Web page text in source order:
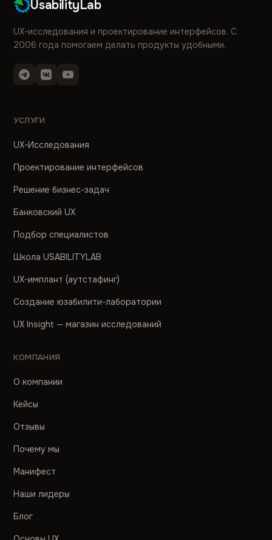
UsabilityLab
UX-исследования и проектирование интерфейсов. С
2006 года помогаем делать продукты удобными.
УСЛУГИ
UX-Исследования
Проектирование интерфейсов
Решение бизнес-задач
Банковский UX
Подбор специалистов
Школа USABILITYLAB
UX-имплант (аутстафинг)
Создание юзабилити-лаборатории
UX Insight — магазин исследований
КОМПАНИЯ
О компании
Кейсы
Отзывы
Почему мы
Манифест
Наши лидеры
Блог